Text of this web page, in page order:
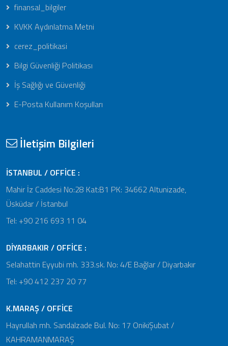
finansal_bilgiler
KVKK Aydınlatma Metni
cerez_politikasi
Bilgi Güvenliği Politikası
İş Sağlığı ve Güvenliği
E-Posta Kullanım Koşulları
İletişim Bilgileri
İSTANBUL / OFFİCE :
Mahir İz Caddesi No:28 Kat:B1 PK: 34662 Altunizade,
Üsküdar / İstanbul
Tel: +90 216 693 11 04
DİYARBAKIR / OFFİCE :
Selahattin Eyyubi mh. 333.sk. No: 4/E Bağlar / Diyarbakır
Tel: +90 412 237 20 77
K.MARAŞ / OFFİCE
Hayrullah mh. Sandalzade Bul. No: 17 OnikiŞubat /
KAHRAMANMARAŞ